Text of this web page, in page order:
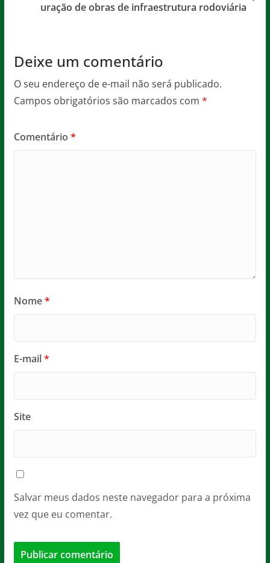
o p
uração de obras de infraestrutura rodoviária
Deixe um comentário
O seu endereço de e-mail não será publicado.
Campos obrigatórios são marcados com *
Comentário *
Nome*
E-mail*
Site
Salvar meus dados neste navegador para a próxima
vez que eu comentar.